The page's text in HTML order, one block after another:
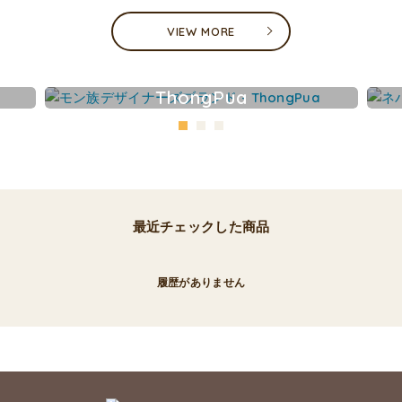
VIEW MORE
ThongPua
最近チェックした商品
履歴がありません